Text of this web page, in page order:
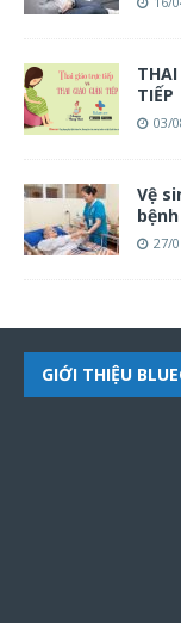
TIẾP
03/
Vệ
bệnh
27/
GIỚI THIỆU